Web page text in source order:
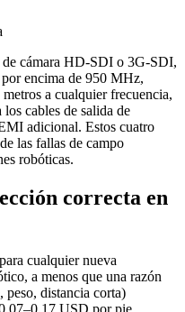
cámara HD-SDI o 3G-SDI,
encima de 950 MHz,
a cualquier frecuencia,
cables de salida de
adicional. Estos cuatro
las fallas de campo
robóticas.
correcta en
cualquier nueva
a menos que una razón
peso, distancia corta)
USD por pie